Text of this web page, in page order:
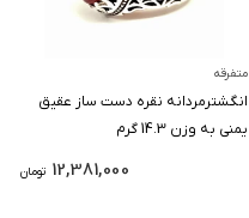
متفرقه
انگشترمردانه نقره دست ساز عقیق
یمنی به وزن 14.3 گرم
تومان 12,381,000